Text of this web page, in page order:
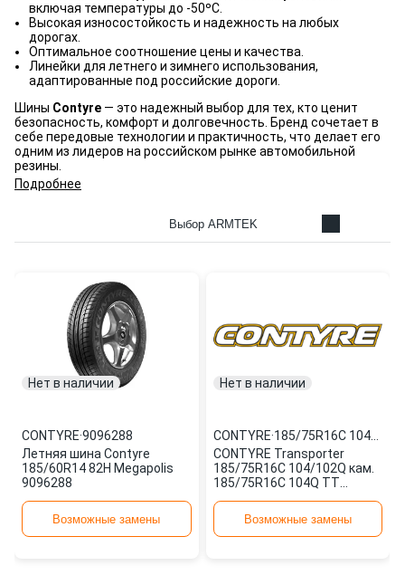
включая температуры до -50ºC.
Высокая износостойкость и надежность на любых
дорогах.
Оптимальное соотношение цены и качества.
Линейки для летнего и зимнего использования,
адаптированные под российские дороги.
Шины Contyre — это надежный выбор для тех, кто ценит
безопасность, комфорт и долговечность. Бренд сочетает в
себе передовые технологии и практичность, что делает его
одним из лидеров на российском рынке автомобильной
резины.
Подробнее
Выбор ARMTEK
Нет в наличии
CONTYRE·9096288
Летняя шина Contyre
185/60R14 82H Megapolis
9096288
Возможные замены
Нет в наличии
CONTYRE·
185/75R16C 104Q TT TRNSPT
CONTYRE Transporter
185/75R16C 104/102Q кам.
185/75R16C 104Q TT
Возможные замены